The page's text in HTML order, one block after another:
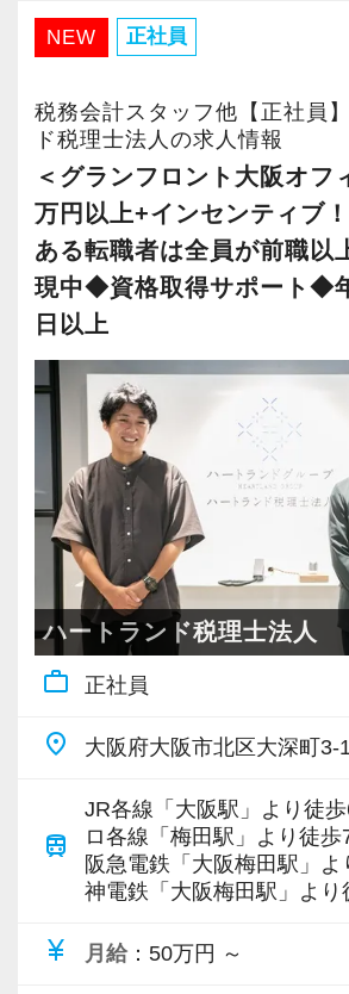
理不尽な対応を求められた場合
さらに、年間顧客単価の平均は
たは新設法人に限ると70万円）
「価格だけを求めるお客様で疲
こともありません。
◆専門職として成長&市場価値を
税務の専門知識とビジネススキ
につけるため、独自マニュアル
育を実施しています。
さらに、顧問先が2,000件以上（
件）あるため、ご経験や入社後
本人の要望にあわせた案件の割
す。
スタートアップの顧問から、年
大型法人の顧問や組織再編など
で、実務面でもさまざまな業務
きる環境があります。
人事評価は売上等の「定量項目
ェクトへ取り組む姿勢などの「
らに税務知識やビジネススキル
の3項目で実施しています。
全社公開されている具体的な基
ん。
NEW 正社員
税務会計スタッフ他【正社員
ド税理士法人の求人情報
＜グランフロント大阪オフ
万円以上+インセンティブ
ある転職者は全員が前職以
現中◆資格取得サポート◆
日以上
ハートランド税理士法人
work_outline 正社員
place 大阪府大阪市北区大深町3-1
train
JR各線「大阪駅」より徒
ロ各線「梅田駅」より徒歩
阪急電鉄「大阪梅田駅」よ
神電鉄「大阪梅田駅」より
currency_yen 月給 ：50万円 ～